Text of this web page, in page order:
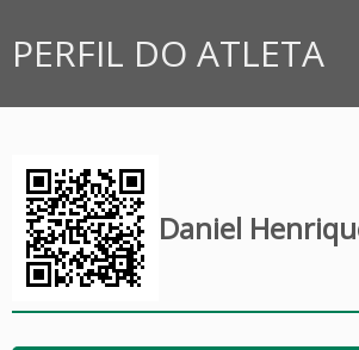
PERFIL DO ATLETA
Daniel